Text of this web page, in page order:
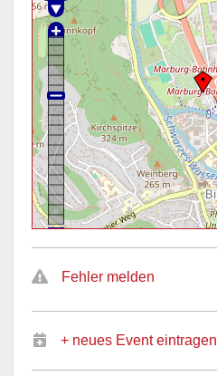
Fehler melden
+ neues Event eintragen